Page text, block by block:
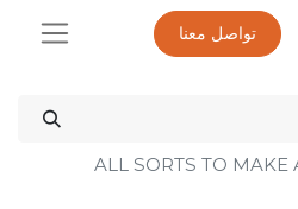
تواصل معنا
ALL SORTS TO MAKE